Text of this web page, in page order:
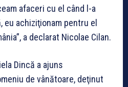
afaceri cu el când l-a
eu achiziţionam pentru el
a declarat Nicolae Cilan.
Dincă a ajuns
de vânătoare, deţinut